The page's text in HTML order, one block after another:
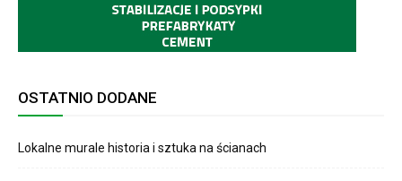
OSTATNIO DODANE
Lokalne murale historia i sztuka na ścianach